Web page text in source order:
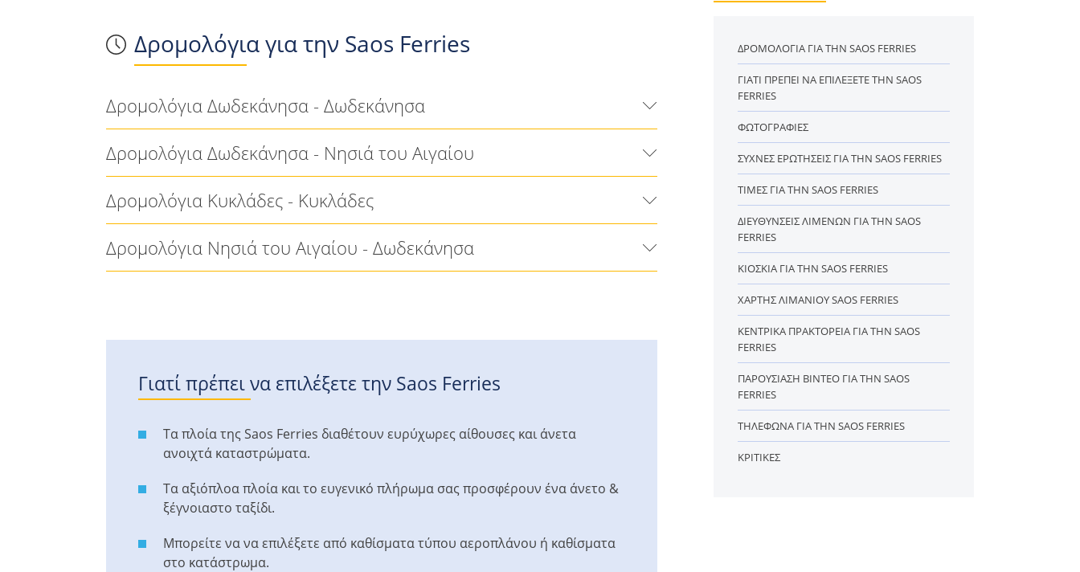
Δρομολόγια για την Saos Ferries
Δρομολόγια Δωδεκάνησα - Δωδεκάνησα
Δρομολόγια Δωδεκάνησα - Νησιά του Αιγαίου
Δρομολόγια Κυκλάδες - Κυκλάδες
Δρομολόγια Νησιά του Αιγαίου - Δωδεκάνησα
Γιατί πρέπει να επιλέξετε την Saos Ferries
Τα πλοία της Saos Ferries διαθέτουν ευρύχωρες αίθουσες και άνετα
ανοιχτά καταστρώματα.
Τα αξιόπλοα πλοία και το ευγενικό πλήρωμα σας προσφέρουν ένα άνετο &
ξέγνοιαστο ταξίδι.
Μπορείτε να να επιλέξετε από καθίσματα τύπου αεροπλάνου ή καθίσματα
στο κατάστρωμα.
ΔΡΟΜΟΛΌΓΙΑ ΓΙΑ ΤΗΝ SAOS FERRIES
ΓΙΑΤΊ ΠΡΈΠΕΙ ΝΑ ΕΠΙΛΈΞΕΤΕ ΤΗΝ SAOS
FERRIES
ΦΩΤΟΓΡΑΦΊΕΣ
ΣΥΧΝΈΣ ΕΡΩΤΉΣΕΙΣ ΓΙΑ ΤΗΝ SAOS FERRIES
ΤΙΜΈΣ ΓΙΑ ΤΗΝ SAOS FERRIES
ΔΙΕΥΘΎΝΣΕΙΣ ΛΙΜΈΝΩΝ ΓΙΑ ΤΗΝ SAOS
FERRIES
ΚΙΌΣΚΙΑ ΓΙΑ ΤΗΝ SAOS FERRIES
ΧΆΡΤΗΣ ΛΙΜΑΝΙΟΎ SAOS FERRIES
ΚΕΝΤΡΙΚΆ ΠΡΑΚΤΟΡΕΊΑ ΓΙΑ ΤΗΝ SAOS
FERRIES
ΠΑΡΟΥΣΊΑΣΗ ΒΊΝΤΕΟ ΓΙΑ ΤΗΝ SAOS
FERRIES
ΤΗΛΈΦΩΝΑ ΓΙΑ ΤΗΝ SAOS FERRIES
ΚΡΙΤΙΚΈΣ